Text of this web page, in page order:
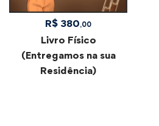
R$ 380,00
Livro Físico
(Entregamos na sua
Residência)